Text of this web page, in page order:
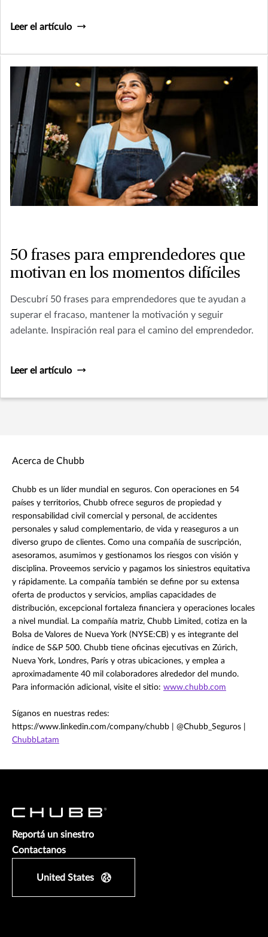
Leer el artículo
50 frases para emprendedores que
motivan en los momentos difíciles
Descubrí 50 frases para emprendedores que te ayudan a
superar el fracaso, mantener la motivación y seguir
adelante. Inspiración real para el camino del emprendedor.
Leer el artículo
Acerca de Chubb
Chubb es un líder mundial en seguros. Con operaciones en 54
países y territorios, Chubb ofrece seguros de propiedad y
responsabilidad civil comercial y personal, de accidentes
personales y salud complementario, de vida y reaseguros a un
diverso grupo de clientes. Como una compañía de suscripción,
asesoramos, asumimos y gestionamos los riesgos con visión y
disciplina. Proveemos servicio y pagamos los siniestros equitativa
y rápidamente. La compañía también se define por su extensa
oferta de productos y servicios, amplias capacidades de
distribución, excepcional fortaleza financiera y operaciones locales
a nivel mundial. La compañía matriz, Chubb Limited, cotiza en la
Bolsa de Valores de Nueva York (NYSE:CB) y es integrante del
índice de S&P 500. Chubb tiene oficinas ejecutivas en Zúrich,
Nueva York, Londres, París y otras ubicaciones, y emplea a
aproximadamente 40 mil colaboradores alrededor del mundo.
Para información adicional, visite el sitio: www.chubb.com
Síganos en nuestras redes:
https://www.linkedin.com/company/chubb | @Chubb_Seguros |
ChubbLatam
Reportá un sinestro
Contactanos
United States